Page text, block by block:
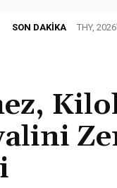
SON DAKIKA THY,